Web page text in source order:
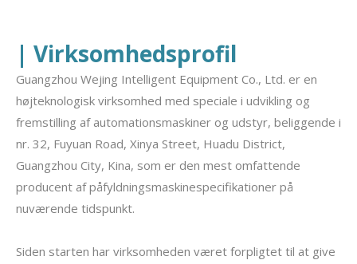
| Virksomhedsprofil
Guangzhou Wejing Intelligent Equipment Co., Ltd. er en
højteknologisk virksomhed med speciale i udvikling og
fremstilling af automationsmaskiner og udstyr, beliggende i
nr. 32, Fuyuan Road, Xinya Street, Huadu District,
Guangzhou City, Kina, som er den mest omfattende
producent af påfyldningsmaskinespecifikationer på
nuværende tidspunkt.
Siden starten har virksomheden været forpligtet til at give